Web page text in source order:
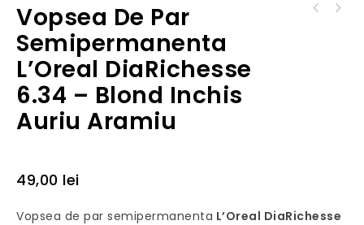
Vopsea De Par
Semipermanenta
L’Oreal DiaRichesse
6.34 – Blond Inchis
Auriu Aramiu
49,00 lei
Vopsea de par semipermanenta L’Oreal DiaRichesse